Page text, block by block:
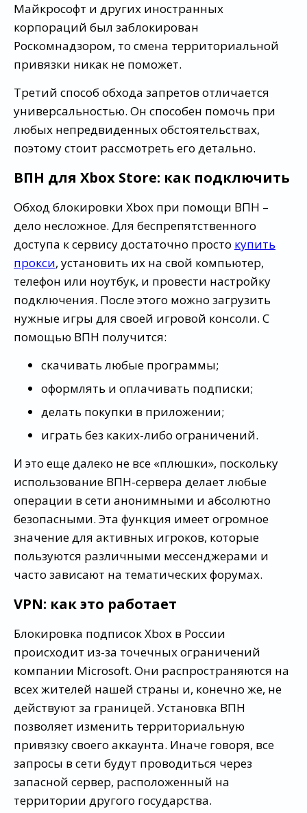
Майкрософт и других иностранных
корпораций был заблокирован
Роскомнадзором, то смена территориальной
привязки никак не поможет.
Третий способ обхода запретов отличается
универсальностью. Он способен помочь при
любых непредвиденных обстоятельствах,
поэтому стоит рассмотреть его детально.
ВПН для Xbox Store: как подключить
Обход блокировки Xbox при помощи ВПН –
дело несложное. Для беспрепятственного
доступа к сервису достаточно просто купить
прокси, установить их на свой компьютер,
телефон или ноутбук, и провести настройку
подключения. После этого можно загрузить
нужные игры для своей игровой консоли. С
помощью ВПН получится:
скачивать любые программы;
оформлять и оплачивать подписки;
делать покупки в приложении;
играть без каких-либо ограничений.
И это еще далеко не все «плюшки», поскольку
использование ВПН-сервера делает любые
операции в сети анонимными и абсолютно
безопасными. Эта функция имеет огромное
значение для активных игроков, которые
пользуются различными мессенджерами и
часто зависают на тематических форумах.
VPN: как это работает
Блокировка подписок Xbox в России
происходит из-за точечных ограничений
компании Microsoft. Они распространяются на
всех жителей нашей страны и, конечно же, не
действуют за границей. Установка ВПН
позволяет изменить территориальную
привязку своего аккаунта. Иначе говоря, все
запросы в сети будут проводиться через
запасной сервер, расположенный на
территории другого государства.